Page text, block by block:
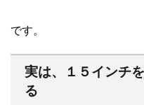
です。
実は、１５インチ
る